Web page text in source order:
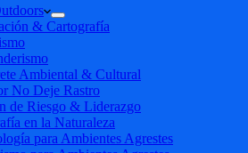
& Cartografía
Ambiental & Cultural
No Deje Rastro
de Riesgo & Liderazgo
en la Naturaleza
para Ambientes Agrestes